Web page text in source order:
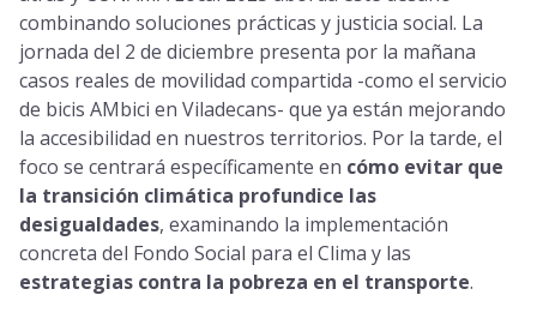
combinando soluciones prácticas y justicia social. La
jornada del 2 de diciembre presenta por la mañana
casos reales de movilidad compartida -como el servicio
de bicis AMbici en Viladecans- que ya están mejorando
la accesibilidad en nuestros territorios. Por la tarde, el
foco se centrará específicamente en cómo evitar que
la transición climática profundice las
desigualdades, examinando la implementación
concreta del Fondo Social para el Clima y las
estrategias contra la pobreza en el transporte.